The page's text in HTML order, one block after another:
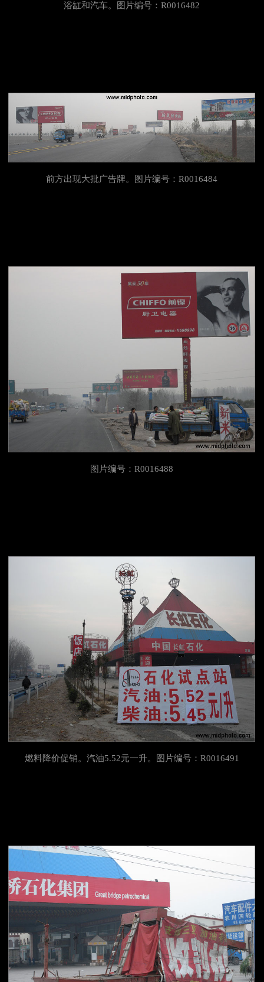
浴缸和汽车。图片编号：R0016482
前方出现大批广告牌。图片编号：R0016484
图片编号：R0016488
燃料降价促销。汽油5.52元一升。图片编号：R0016491